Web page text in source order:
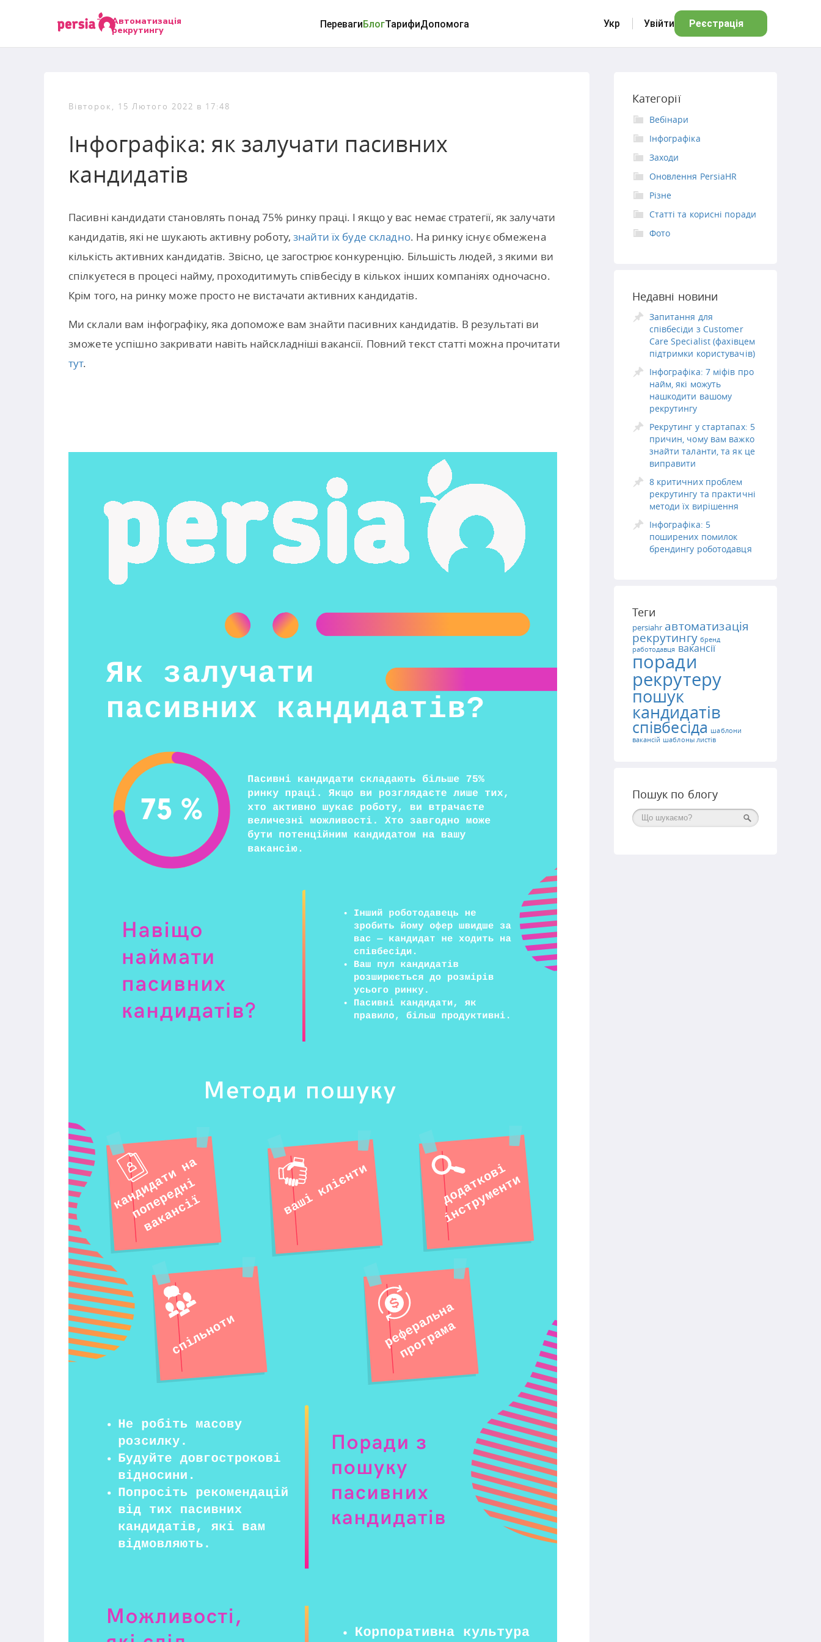
Автоматизація
рекрутингу
ПеревагиБлогТарифиДопомога Укр Увійти Реєстрація
Вівторок, 15 Лютого 2022 в 17:48
Інфографіка: як залучати пасивних
кандидатів
Пасивні кандидати становлять понад 75% ринку праці. І якщо у вас немає стратегії, як залучати
кандидатів, які не шукають активну роботу,знайти їх буде складно. На ринку існує обмежена
кількість активних кандидатів. Звісно, це загострює конкуренцію. Більшість людей, з якими ви
спілкуєтеся в процесі найму, проходитимуть співбесіду в кількох інших компаніях одночасно.
Крім того, на ринку може просто не вистачати активних кандидатів.
Ми склали вам інфографіку, яка допоможе вам знайти пасивних кандидатів. В результаті ви
зможете успішно закривати навіть найскладніші вакансії. Повний текст статті можна прочитати
тут.
Категорії
Вебінари
Інфографіка
Заходи
Оновлення PersiaHR
Різне
Статті та корисні поради
Фото
Недавні новини
Запитання для
співбесіди з Customer
Care Specialist (фахівцем
підтримки користувачів)
Інфографіка: 7 міфів про
найм, які можуть
нашкодити вашому
рекрутингу
Рекрутинг у стартапах: 5
причин, чому вам важко
знайти таланти, та як це
виправити
8 критичних проблем
рекрутингу та практичні
методи їх вирішення
Інфографіка: 5
поширених помилок
брендингу роботодавця
Теги
persiahr автоматизація
рекрутингу бренд
работодавця вакансії
поради
рекрутеру
пошук
кандидатів
співбесіда шаблони
вакансій шаблоны листів
Пошук по блогу
Поиск